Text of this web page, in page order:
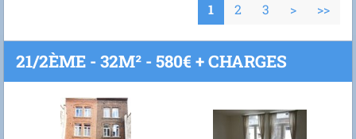
1 2 3 > >>
21/2ÈME - 32M² - 580€ + CHARGES